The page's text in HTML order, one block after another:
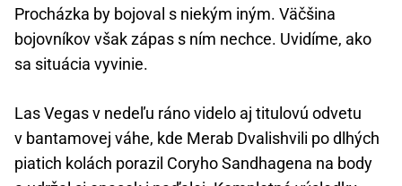
Procházka by bojoval s niekým iným. Väčšina
bojovníkov však zápas s ním nechce. Uvidíme, ako
sa situácia vyvinie.
Las Vegas v nedeľu ráno videlo aj titulovú odvetu
v bantamovej váhe, kde Merab Dvalishvili po dlhých
piatich kolách porazil Coryho Sandhagena na body